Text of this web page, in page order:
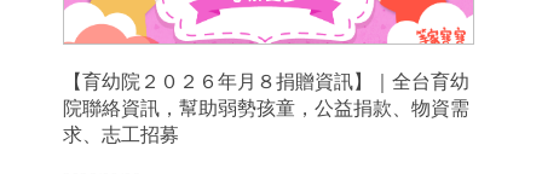
【育幼院２０２６年月８捐贈資訊】｜全台育幼
院聯絡資訊，幫助弱勢孩童，公益捐款、物資需
求、志工招募